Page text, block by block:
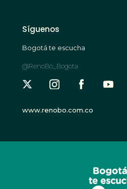
Síguenos
Bogotá te escucha
@RenoBo_Bogota
www.renobo.com.co